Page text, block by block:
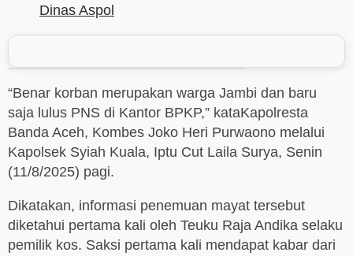
Dinas Aspol
“Benar korban merupakan warga Jambi dan baru
saja lulus PNS di Kantor BPKP,” kataKapolresta
Banda Aceh, Kombes Joko Heri Purwaono melalui
Kapolsek Syiah Kuala, Iptu Cut Laila Surya, Senin
(11/8/2025) pagi.
Dikatakan, informasi penemuan mayat tersebut
diketahui pertama kali oleh Teuku Raja Andika selaku
pemilik kos. Saksi pertama kali mendapat kabar dari